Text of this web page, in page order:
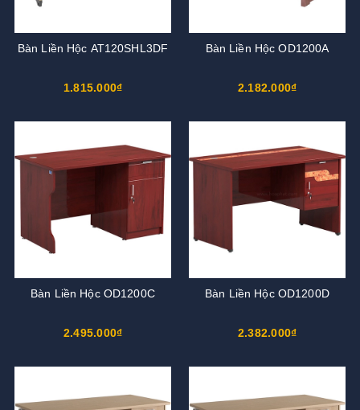
Bàn Liền Hộc AT120SHL3DF
1.815.000₫
Bàn Liền Hộc OD1200A
2.182.000₫
Bàn Liền Hộc OD1200C
2.495.000₫
Bàn Liền Hộc OD1200D
2.382.000₫